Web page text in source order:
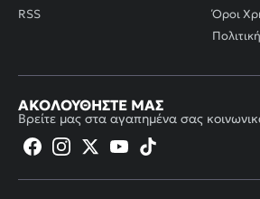
RSS
Όροι
ΑΚΟΛΟΥΘΉΣΤΕ ΜΑΣ
Βρείτε μας στα αγαπημένα σας